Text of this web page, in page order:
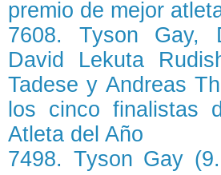
premio de mejor
7608. Tyson Gay,
David Lekuta
Tadese y Andreas
los cinco finalistas
Atleta del Año
7498. Tyson Gay